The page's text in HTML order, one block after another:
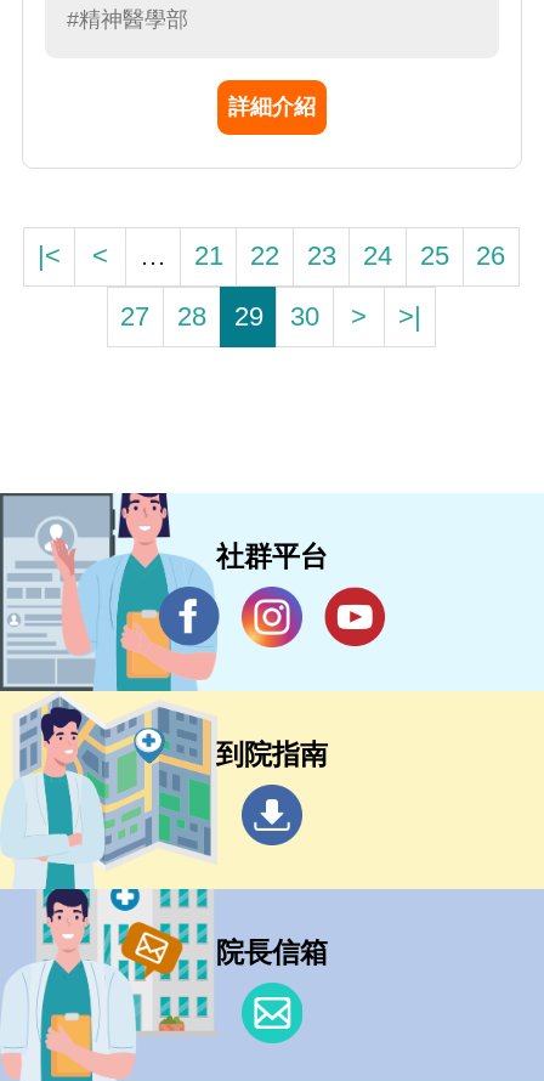
向，為個案提供有溫度的聆聽和心理支持。在
病房團體和病房業務。目前為台灣存在催眠治
療學會的會員，正在接受相關教育及受訓。
#精神醫學部
詳細介紹
|< < … 21 22 23 24 25
26
27
28 29 30 > >|
社群平台
到院指南
院長信箱